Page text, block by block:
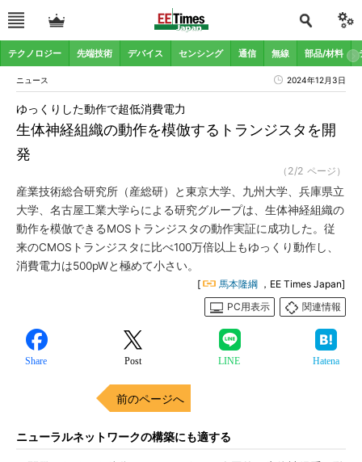
テクノロジー 先端技術 デバイス センシング 通信 無線 部品/材料
ニュース 2024年12月3日
生体神経組織の動作を模倣するトランジスタを開
発
ゆっくりした動作で超低消費電力
（2/2 ページ）
産業技術総合研究所（産総研）と東京大学、九州大学、兵庫県立
大学、名古屋工業大学らによる研究グループは、生体神経組織の
動作を模倣できるMOSトランジスタの動作実証に成功した。従
来のCMOSトランジスタに比べ100万倍以上もゆっくり動作し、
消費電力は500pWと極めて小さい。
[ 馬本隆綱 ，EE Times Japan]
PC用表示
関連情報
Share Post LINE Hatena
前のページへ
ニューラルネットワークの構築にも適する